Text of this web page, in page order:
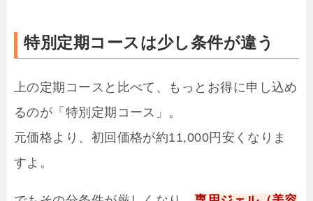
特別定期コースは少し条件が違う
上の定期コースと比べて、もっとお得に申し込め
るのが「特別定期コース」。
元価格より、初回価格が約11,000円安くなりま
すよ。